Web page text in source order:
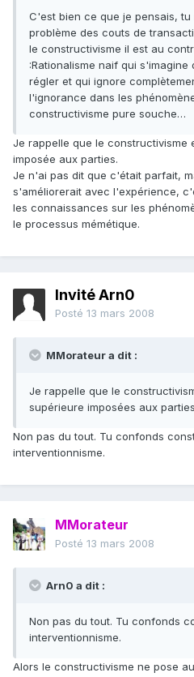
C'est bien ce que je pensais,
problème des couts de
le constructivisme il est au
:Rationalisme naif qui
régler et qui ignore
l'ignorance dans les
constructivisme pure souche…
Je rappelle que le constructivisme
imposée aux parties.
Je n'ai pas dit que c'était parfait,
s'améliorerait avec l'expérience,
les connaissances sur les
le processus mémétique.
Invité Arn0
Posté 13 mars 2008
MMorateur a dit :
Je rappelle que le
supérieure imposées aux
Non pas du tout. Tu confonds
interventionnisme.
MMorateur
Posté 13 mars 2008
Arn0 a dit :
Non pas du tout. Tu confonds
interventionnisme.
Alors le constructivisme ne pose